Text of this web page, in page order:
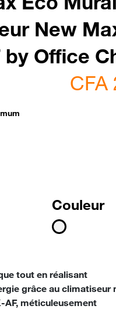
New
by Office
CFA
Couleur
tout en réalisant
grâce au climatiseur
AF, méticuleusement